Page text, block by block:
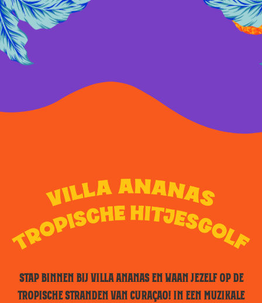
STAP BINNEN BIJ VILLA ANANAS EN WAAN JEZELF OP DE
TROPISCHE STRANDEN VAN CURAÇAO! IN EEN MUZIKALE